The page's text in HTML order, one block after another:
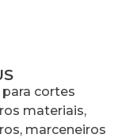
para cortes
materiais,
marceneiros